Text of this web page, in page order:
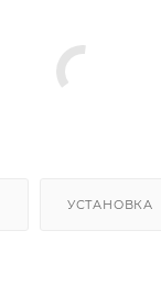
УСТАНОВКА